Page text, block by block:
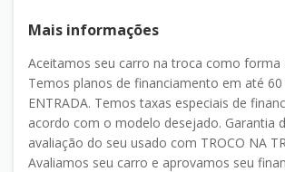
Mais informações
Aceitamos seu carro na troca como forma
Temos planos de financiamento em até 60
ENTRADA. Temos taxas especiais de
acordo com o modelo desejado. Garantia
avaliação do seu usado com TROCO NA
Avaliamos seu carro e aprovamos seu